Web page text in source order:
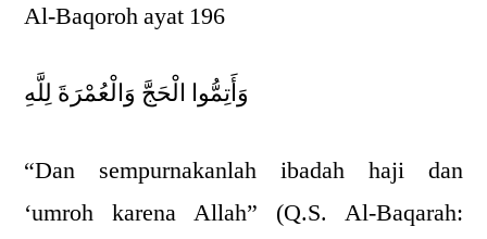
Al-Baqoroh ayat 196
وَأَتِمُّوا الْحَجَّ وَالْعُمْرَةَ لِلَّهِ
“Dan sempurnakanlah ibadah haji dan
‘umroh karena Allah” (Q.S. Al-Baqarah: